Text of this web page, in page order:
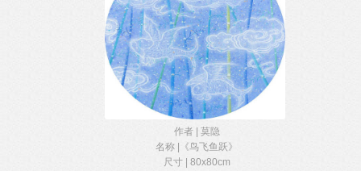
作者 | 莫隐
名称 |《鸟飞鱼跃》
尺寸 | 80x80cm